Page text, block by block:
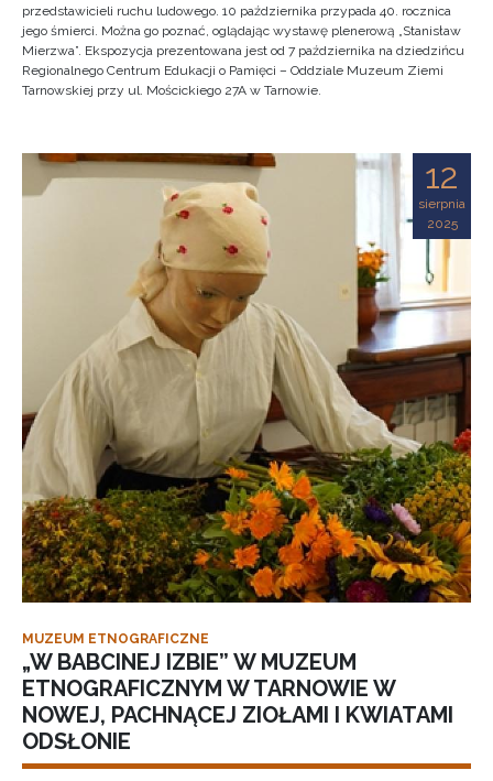
przedstawicieli ruchu ludowego. 10 października przypada 40. rocznica
jego śmierci. Można go poznać, oglądając wystawę plenerową „Stanisław
Mierzwa”. Ekspozycja prezentowana jest od 7 października na dziedzińcu
Regionalnego Centrum Edukacji o Pamięci – Oddziale Muzeum Ziemi
Tarnowskiej przy ul. Mościckiego 27A w Tarnowie.
12
sierpnia
2025
MUZEUM ETNOGRAFICZNE
„W BABCINEJ IZBIE” W MUZEUM
ETNOGRAFICZNYM W TARNOWIE W
NOWEJ, PACHNĄCEJ ZIOŁAMI I KWIATAMI
ODSŁONIE